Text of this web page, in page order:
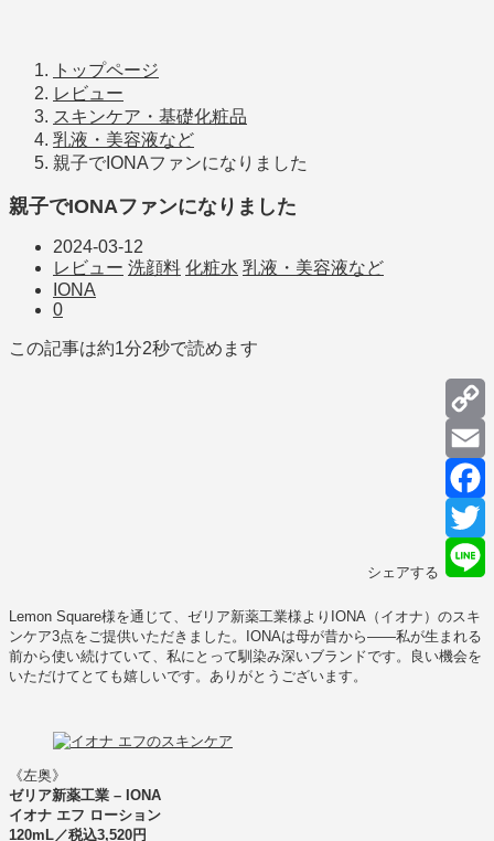
トップページ
レビュー
スキンケア・基礎化粧品
乳液・美容液など
親子でIONAファンになりました
親子でIONAファンになりました
2024-03-12
レビュー 洗顔料 化粧水 乳液・美容液など
IONA
0
この記事は約1分2秒で読めます
シェアする
Lemon Square様を通じて、ゼリア新薬工業様よりIONA（イオナ）のスキ
ンケア3点をご提供いただきました。IONAは母が昔から――私が生まれる
前から使い続けていて、私にとって馴染み深いブランドです。良い機会を
いただけてとても嬉しいです。ありがとうございます。
《左奥》
ゼリア新薬工業 – IONA
イオナ エフ ローション
120mL／税込3,520円